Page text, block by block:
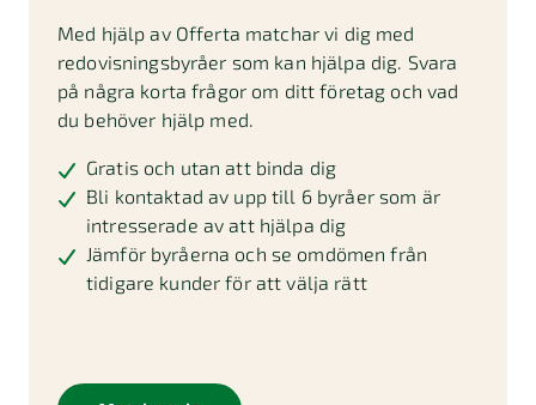
Med hjälp av Offerta matchar vi dig med
redovisningsbyråer som kan hjälpa dig. Svara
på några korta frågor om ditt företag och vad
du behöver hjälp med.
Gratis och utan att binda dig
Bli kontaktad av upp till 6 byråer som är
intresserade av att hjälpa dig
Jämför byråerna och se omdömen från
tidigare kunder för att välja rätt